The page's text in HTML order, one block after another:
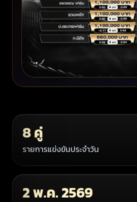
8 คู่
รายการแข่งขันประจำวัน
2 พ.ค. 2569